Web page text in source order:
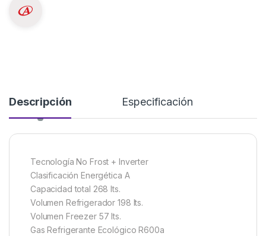
Descripción Especificación
Tecnología No Frost + Inverter
Clasificación Energética A
Capacidad total 268 lts.
Volumen Refrigerador 198 lts.
Volumen Freezer 57 lts.
Gas Refrigerante Ecológico R600a